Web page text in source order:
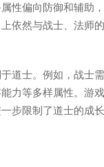
性偏向防御和辅助
依然与战士、法师
道士。例如，战士
力等多样属性。游
步限制了道士的成长